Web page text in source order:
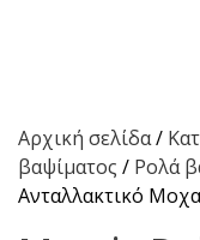
Αρχική σελίδα/
βαψίματος / Ρολά
Ανταλλακτικό